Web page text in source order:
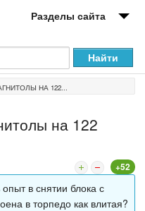
Разделы сайта
НА 122...
на 122
+52
в снятии блока с
в торпедо как влитая?